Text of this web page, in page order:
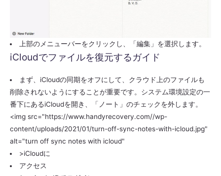
上部のメニューバーをクリックし、「編集」を選択します。
iCloudでファイルを復元するガイド
まず、iCloudの同期をオフにして、クラウド上のファイルも
削除されないようにすることが重要です。システム環境設定の一
番下にあるiCloudを開き、「ノート」のチェックを外します。
<img src="https://www.handyrecovery.com//wp-
content/uploads/2021/01/turn-off-sync-notes-with-icloud.jpg"
alt="turn off sync notes with icloud"
>iCloudに
アクセス